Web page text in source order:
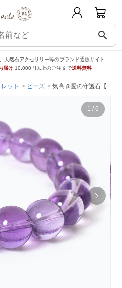
search
天然石アクセサリー等のブランド通販サイト
届け 10,000円以上のご注文で送料無料
ット ビーズ 気高き愛の守護石【一点
1 / 6